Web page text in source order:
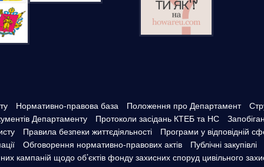
Нормативно-правова база Положення про Департамент
Департаменту
Протоколи засідань КТЕБ та НС
Правила безпеки життєдіяльності
Програми у відповідній
Обговорення нормативно-правових актів
Публічні закупівлі
кампаній щодо об’єктів фонду захисних споруд цивільного